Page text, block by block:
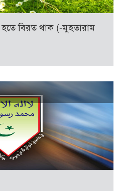
হতে বিরত থাক (-মুহতারাম